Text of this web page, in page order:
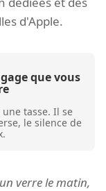
d'Apple.
que vous
tasse. Il se
le silence de
verre le matin,